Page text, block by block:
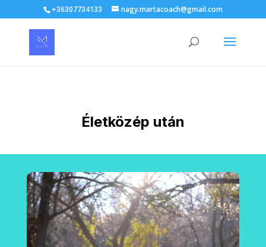
+36307734133 nagy.martacoach@gmail.com
Életközép után